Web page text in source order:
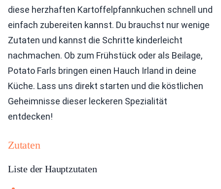
diese herzhaften Kartoffelpfannkuchen schnell und
einfach zubereiten kannst. Du brauchst nur wenige
Zutaten und kannst die Schritte kinderleicht
nachmachen. Ob zum Frühstück oder als Beilage,
Potato Farls bringen einen Hauch Irland in deine
Küche. Lass uns direkt starten und die köstlichen
Geheimnisse dieser leckeren Spezialität
entdecken!
Zutaten
Liste der Hauptzutaten